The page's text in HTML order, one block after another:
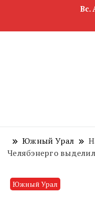
Вс.
Южный Урал
Челябэнерго
Южный Урал